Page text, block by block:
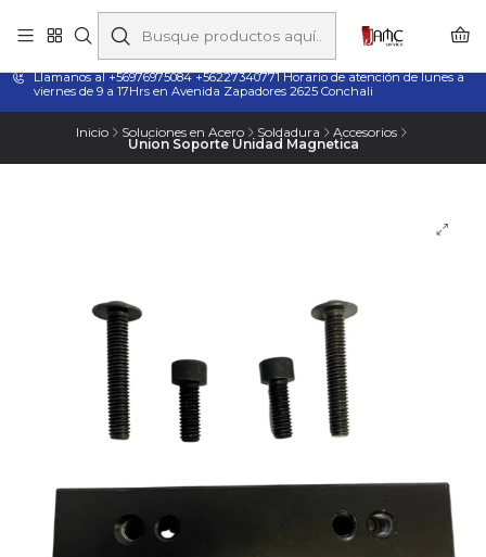
Taladros Magnéticos en Chile | Venta, Arriendo y Servicio
Técnico
Llamanos al +56976975084 +56227340771 Horario de atención de lunes a
viernes de 9 a 17Hrs en Avenida Zapadores 2625 Conchali
Inicio Soluciones en Acero Soldadura Accesorios
Union Soporte Unidad Magnetica